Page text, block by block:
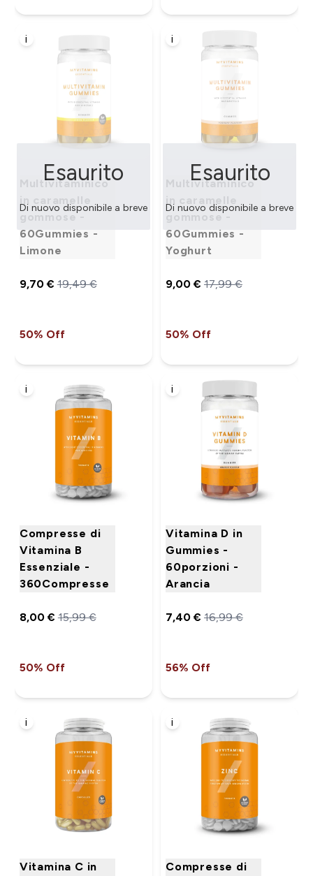
i
Multivitaminico
in caramelle
gommose -
60Gummies -
Limone
9,70 €‎19,49 €‎
50% Off
Esaurito
Di nuovo disponibile a breve
i
Multivitaminico
in caramelle
gommose -
60Gummies -
Yoghurt
9,00 €‎ 17,99 €‎
50% Off
Esaurito
Di nuovo disponibile a breve
i
Compresse di
Vitamina B
Essenziale -
360Compresse
8,00 €‎15,99 €‎
50% Off
i
Vitamina D in
Gummies -
60porzioni -
Arancia
7,40 €‎ 16,99 €‎
56% Off
i
Vitamina C in
i
Compresse di